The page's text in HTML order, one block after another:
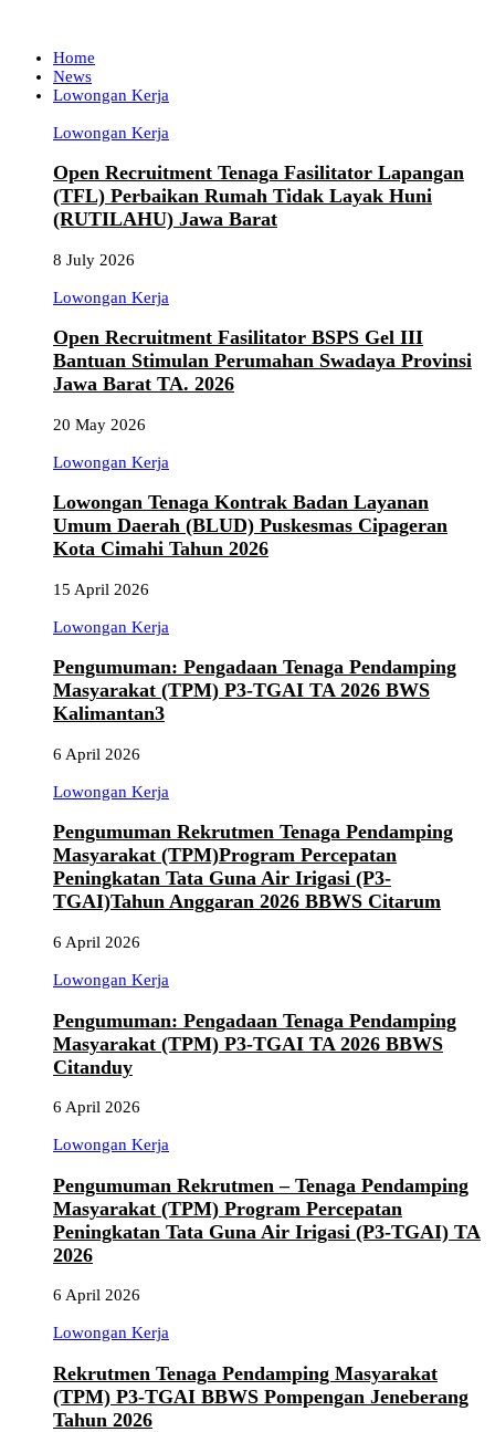
Home
News
Lowongan Kerja
Lowongan Kerja
Open Recruitment Tenaga Fasilitator Lapangan
(TFL) Perbaikan Rumah Tidak Layak Huni
(RUTILAHU) Jawa Barat
8 July 2026
Lowongan Kerja
Open Recruitment Fasilitator BSPS Gel III
Bantuan Stimulan Perumahan Swadaya Provinsi
Jawa Barat TA. 2026
20 May 2026
Lowongan Kerja
Lowongan Tenaga Kontrak Badan Layanan
Umum Daerah (BLUD) Puskesmas Cipageran
Kota Cimahi Tahun 2026
15 April 2026
Lowongan Kerja
Pengumuman: Pengadaan Tenaga Pendamping
Masyarakat (TPM) P3-TGAI TA 2026 BWS
Kalimantan3
6 April 2026
Lowongan Kerja
Pengumuman Rekrutmen Tenaga Pendamping
Masyarakat (TPM)Program Percepatan
Peningkatan Tata Guna Air Irigasi (P3-
TGAI)Tahun Anggaran 2026 BBWS Citarum
6 April 2026
Lowongan Kerja
Pengumuman: Pengadaan Tenaga Pendamping
Masyarakat (TPM) P3-TGAI TA 2026 BBWS
Citanduy
6 April 2026
Lowongan Kerja
Pengumuman Rekrutmen – Tenaga Pendamping
Masyarakat (TPM) Program Percepatan
Peningkatan Tata Guna Air Irigasi (P3-TGAI) TA
2026
6 April 2026
Lowongan Kerja
Rekrutmen Tenaga Pendamping Masyarakat
(TPM) P3-TGAI BBWS Pompengan Jeneberang
Tahun 2026